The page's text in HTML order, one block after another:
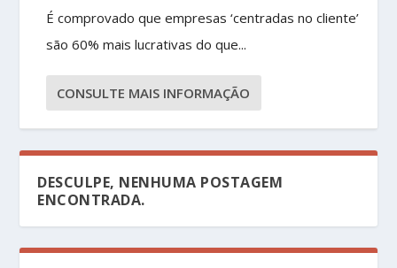
É comprovado que empresas ‘centradas no cliente’
são 60% mais lucrativas do que...
CONSULTE MAIS INFORMAÇÃO
DESCULPE, NENHUMA POSTAGEM
ENCONTRADA.